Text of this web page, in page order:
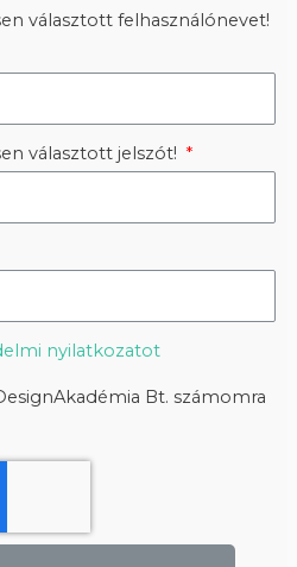
választott felhasználónevet!
választott jelszót!
nyilatkozatot
Bt. számomra